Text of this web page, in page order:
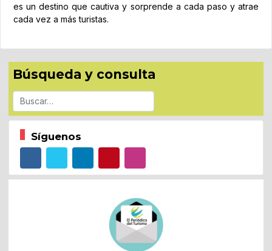
es un destino que cautiva y sorprende a cada paso y atrae
cada vez a más turistas.
Búsqueda y consulta
Buscar
Síguenos